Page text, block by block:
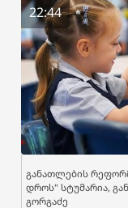
22:44
განათლების
დროს" სტუმარია,
გორგაძე